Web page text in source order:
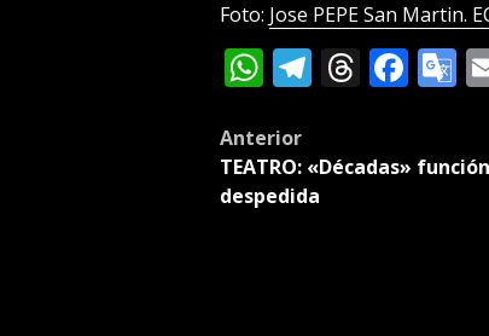
Foto: Jose PEPE San Martin.
WhatsApp
Telegram
Post
navigation
Anterior
TEATRO: «Décadas» función
despedida